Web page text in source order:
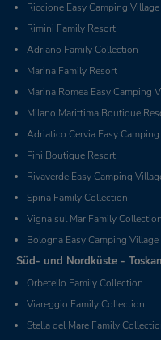
Riccione Easy Camping Village
Rimini Family Resort
Adriano Family Collection
Marina Family Resort
Marina Romea Easy Camping
Milano Marittima Boutique
Adriatico Cervia Easy
Pini Boutique Resort
Rivaverde Easy Camping
Spina Family Collection
Vigna sul Mar Family Collection
Bologna Easy Camping Village
Süd- und Nordküste -
Orbetello Family Collection
Viareggio Family Collection
Stella del Mare Family